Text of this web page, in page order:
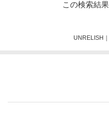
この検索結
UNRELISH